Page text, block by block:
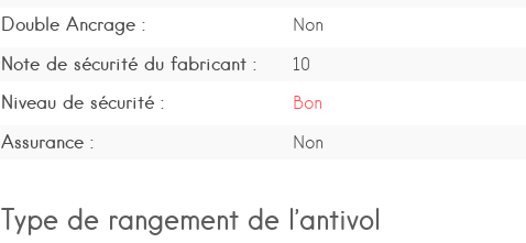
Double Ancrage : Non
Note de sécurité du fabricant : 10
Niveau de sécurité : Bon
Assurance : Non
Type de rangement de l’antivol